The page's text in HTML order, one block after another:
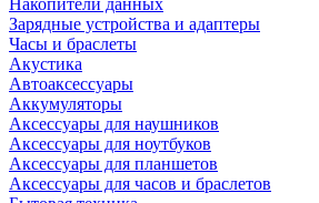
Накопители данных
Зарядные устройства и адаптеры
Часы и браслеты
Акустика
Автоаксессуары
Аккумуляторы
Аксессуары для наушников
Аксессуары для ноутбуков
Аксессуары для планшетов
Аксессуары для часов и браслетов